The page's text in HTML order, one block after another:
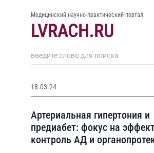
Медицинский научно-практический портал
18.03.24
Артериальная гипертония и
предиабет: фокус на
контроль АД и